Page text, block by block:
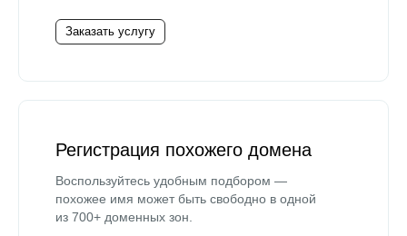
Заказать услугу
Регистрация похожего домена
Воспользуйтесь удобным подбором —
похожее имя может быть свободно в одной
из 700+ доменных зон.